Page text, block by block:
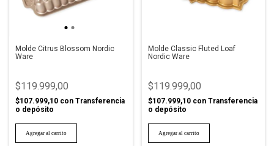
Molde Citrus Blossom Nordic
Ware
$119.999,00
$107.999,10 con Transferencia
o depósito
Molde Classic Fluted Loaf
Nordic Ware
$119.999,00
$107.999,10 con Transferencia
o depósito